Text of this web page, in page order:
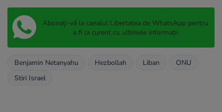
Abonați-vă la canalul Libertatea de WhatsApp pentru
a fi la curent cu ultimele informații
Benjamin Netanyahu Hezbollah Liban
ONU
Stiri Israel